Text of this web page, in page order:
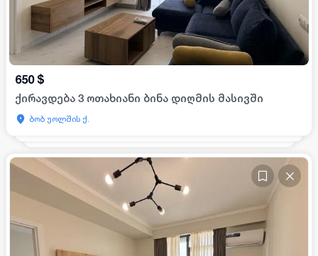
650 $
ქირავდება 3 ოთახიანი ბინა დიღმის მასივში
ბობ უოლშის ქ.